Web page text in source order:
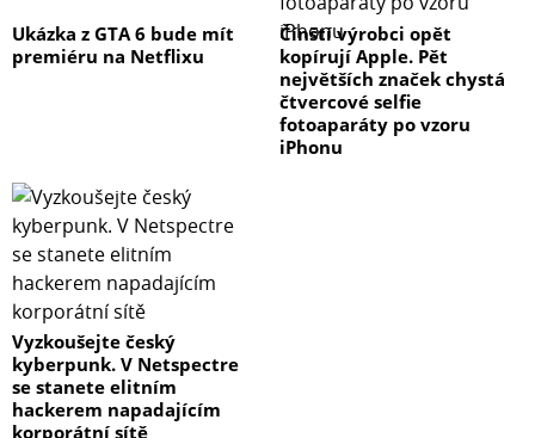
Multicast IGMP: IGMP v1/ v2/ v3, až 255 skupin, podpora
režimu IGMP querier mode
Autentizace připojených zařízení: IEEE 802.1x
(RADIUS/TACACS+) - IP+MAC binding
DHCP Snooping: ano (blokace cizích DHCP serverů)
LLDP: ano (automatická detekce typu připojených
zařízení)
Diagnostika kabeláže: ano, stanovuje délku kabeláže a
případnou vzdálenost k závadě
Průmyslové vlastnosti:
Ukázka z GTA 6 bude mít
premiéru na Netflixu
Čínští výrobci opět
kopírují Apple. Pět
největších značek chystá
čtvercové selfie
fotoaparáty po vzoru
iPhonu
Vyzkoušejte český
kyberpunk. V Netspectre
se stanete elitním
hackerem napadajícím
korporátní sítě